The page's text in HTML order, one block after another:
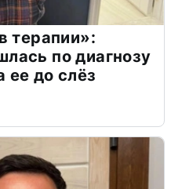
терапии»:
по диагнозу
ее до слёз